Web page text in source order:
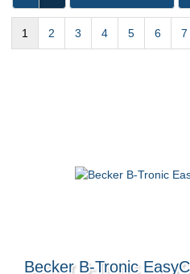
1 2 3 4 5 6 7
Becker B-Tronic